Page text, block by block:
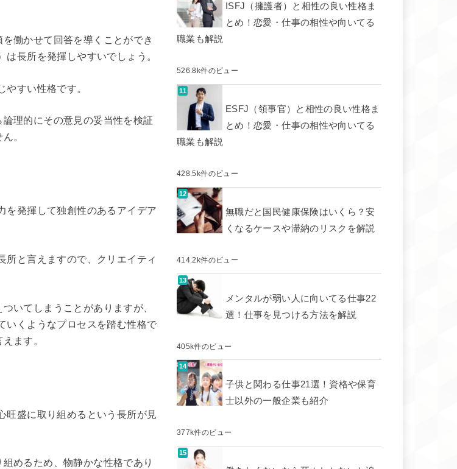
働かせて回答を導くことができ
長所を発揮しやすいでしょう。
やすい性格です。
理的にその意見の妥当性を検証
。
を発揮して独創性のあるアイデア
所と言えますので、クリエイティ
いてしまうことがありますが、
いくようなプロセスを踏む性格で
ます。
旺盛に取り組めるという長所が見
めるため、物静かな性格であり
ISFJ（擁護者）と相性の良い性格ま
とめ！恋愛・仕事の相性や向いてる
職業も解説
526.8k件のビュー
ESFJ（領事官）と相性の良い性格ま
とめ！恋愛・仕事の相性や向いてる
職業も解説
428.5k件のビュー
無職だと国民健康保険はいくら？安
くなるケースや滞納のリスクを解説
414.2k件のビュー
メンタルが弱い人に向いてる仕事22
選！仕事を見つける方法を解説
405k件のビュー
子供と関わる仕事21選！資格や保育
士以外の一般企業も紹介
377k件のビュー